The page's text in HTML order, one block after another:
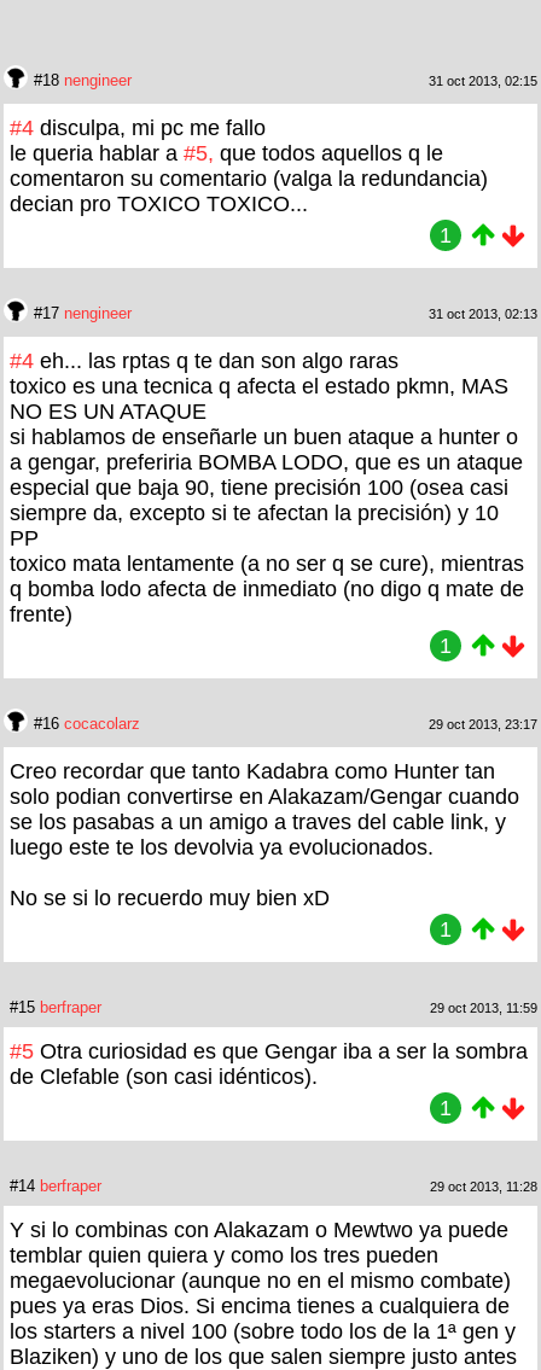
#18 nengineer 31 oct 2013, 02:15
#4 disculpa, mi pc me fallo
le queria hablar a #5, que todos aquellos q le
comentaron su comentario (valga la redundancia)
decian pro TOXICO TOXICO...
1
#17 nengineer 31 oct 2013, 02:13
#4 eh... las rptas q te dan son algo raras
toxico es una tecnica q afecta el estado pkmn, MAS
NO ES UN ATAQUE
si hablamos de enseñarle un buen ataque a hunter o
a gengar, preferiria BOMBA LODO, que es un ataque
especial que baja 90, tiene precisión 100 (osea casi
siempre da, excepto si te afectan la precisión) y 10
PP
toxico mata lentamente (a no ser q se cure), mientras
q bomba lodo afecta de inmediato (no digo q mate de
frente)
1
#16 cocacolarz 29 oct 2013, 23:17
Creo recordar que tanto Kadabra como Hunter tan
solo podian convertirse en Alakazam/Gengar cuando
se los pasabas a un amigo a traves del cable link, y
luego este te los devolvia ya evolucionados.
No se si lo recuerdo muy bien xD
1
#15 berfraper 29 oct 2013, 11:59
#5 Otra curiosidad es que Gengar iba a ser la sombra
de Clefable (son casi idénticos).
1
#14 berfraper 29 oct 2013, 11:28
Y si lo combinas con Alakazam o Mewtwo ya puede
temblar quien quiera y como los tres pueden
megaevolucionar (aunque no en el mismo combate)
pues ya eras Dios. Si encima tienes a cualquiera de
los starters a nivel 100 (sobre todo los de la 1ª gen y
Blaziken) y uno de los que salen siempre justo antes